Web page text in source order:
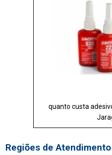
quanto custa
Regiões de Atendimento